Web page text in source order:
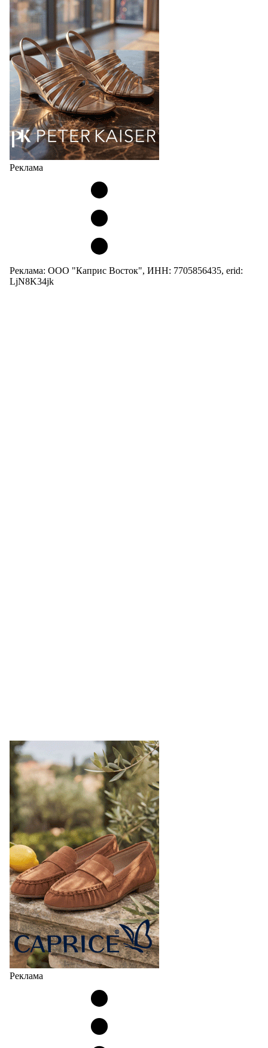
соответствует сегодняшнему тренду на
сникерины (гибридный вариант балеток и
кроссовок обтекаемой формы и с тонкой подошвой).
Но в модели Miu Miu Bubble присутствует еще и…
05.08.2026 2086
Реклама
Реклама: ООО "Каприс Восток", ИНН: 7705856435, erid:
LjN8K34jk
Реклама